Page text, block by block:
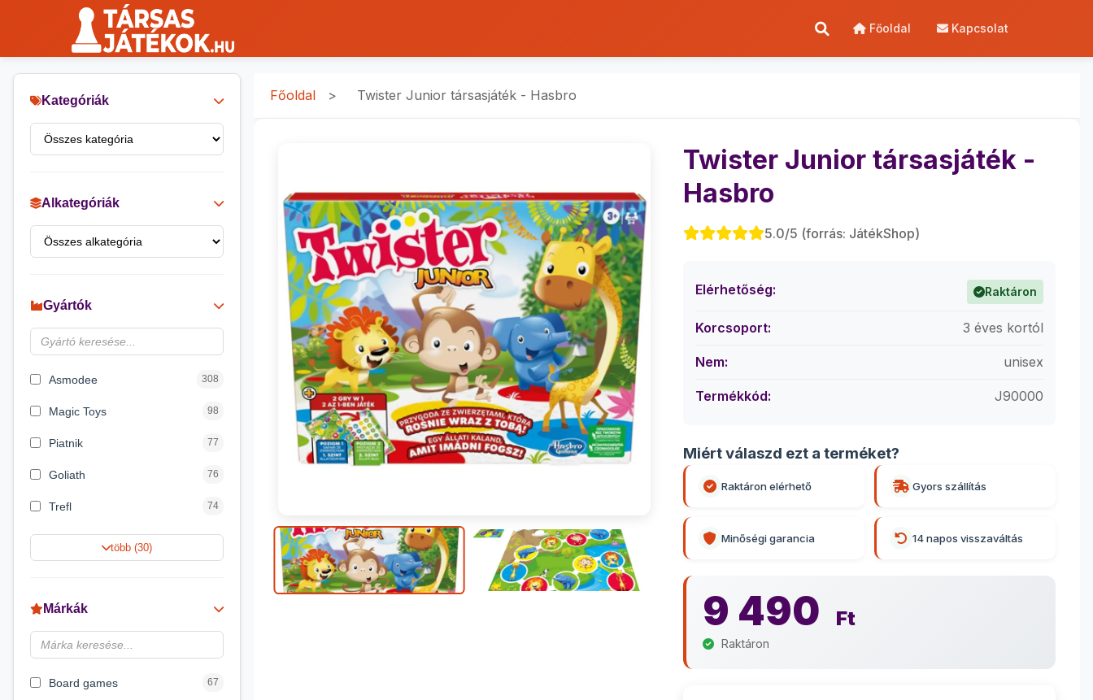
Főoldal Kapcsolat
Kategóriák
Alkategóriák
Gyártók
Asmodee 308
Magic Toys 98
Piatnik 77
Goliath 76
Trefl 74
Keller&Mayer 60
Spin Master
Delta Vision 28
több (30)
Márkák
Board games 67
Főoldal > Twister Junior társasjáték - Hasbro
Twister Junior társasjáték -
Hasbro
5.0/5 (forrás: JátékShop)
Elérhetőség: Raktáron
Korcsoport: 3 éves kortól
Nem: unisex
Termékkód: J90000
Miért válaszd ezt a terméket?
Raktáron elérhető Gyors szállítás
Minőségi garancia 14 napos visszaváltás
9 490 Ft
Raktáron